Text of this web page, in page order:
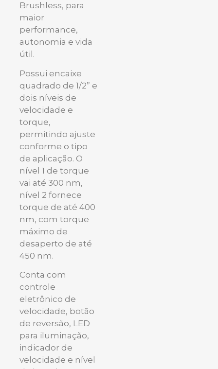
Brushless, para
maior
performance,
autonomia e vida
útil.
Possui encaixe
quadrado de 1/2” e
dois níveis de
velocidade e
torque,
permitindo ajuste
conforme o tipo
de aplicação. O
nível 1 de torque
vai até 300 nm,
nível 2 fornece
torque de até 400
nm, com torque
máximo de
desaperto de até
450 nm.
Conta com
controle
eletrônico de
velocidade, botão
de reversão, LED
para iluminação,
indicador de
velocidade e nível